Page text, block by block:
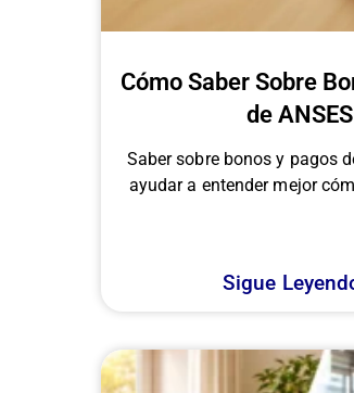
Cómo Saber Sobre
de ANSES
Saber sobre bonos y pagos
ayudar a entender mejor
Sigue